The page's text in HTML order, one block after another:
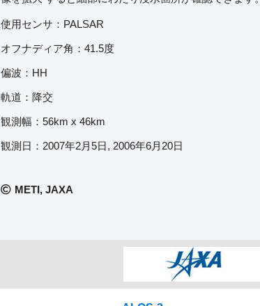
使用センサ：PALSAR
オフナディア角：41.5度
偏波：HH
軌道：降交
観測幅：56km x 46km
観測日：2007年2月5日, 2006年6月20日
METI, JAXA